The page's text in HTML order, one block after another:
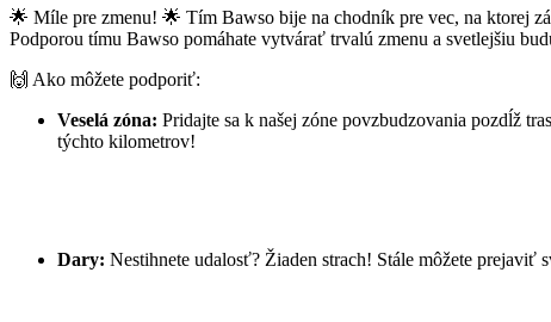
🌟 Míle pre zmenu! 🌟 Tím Bawso bije na chodník pre vec, na ktorej
Podporou tímu Bawso pomáhate vytvárať trvalú zmenu a svetlejšiu
🙌 Ako môžete podporiť:
Veselá zóna: Pridajte sa k našej zóne povzbudzovania pozdĺž
týchto kilometrov!
Dary: Nestihnete udalosť? Žiaden strach! Stále môžete